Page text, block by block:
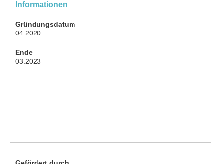
Informationen
Gründungsdatum
04.2020
Ende
03.2023